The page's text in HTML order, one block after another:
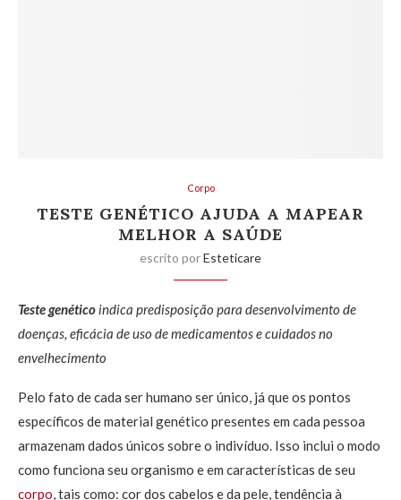
Corpo
TESTE GENÉTICO AJUDA A MAPEAR
MELHOR A SAÚDE
escrito porEsteticare
Teste genéticoindica predisposição para desenvolvimento de
doenças, eficácia de uso de medicamentos e cuidados no
envelhecimento
Pelo fato de cada ser humano ser único, já que os pontos
específicos de material genético presentes em cada pessoa
armazenam dados únicos sobre o indivíduo. Isso inclui o modo
como funciona seu organismo e em características de seu
corpo, tais como: cor dos cabelos e da pele, tendência à